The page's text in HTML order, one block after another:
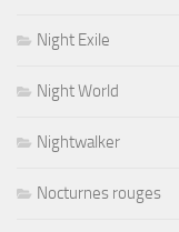
Night Exile
Night World
Nightwalker
Nocturnes rouges